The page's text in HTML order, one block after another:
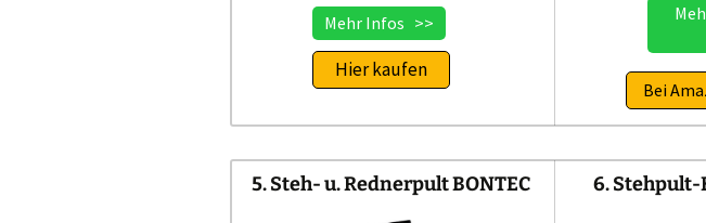
Mehr Infos >>
Hier kaufen
Bei
5. Steh- u. Rednerpult BONTEC 6.